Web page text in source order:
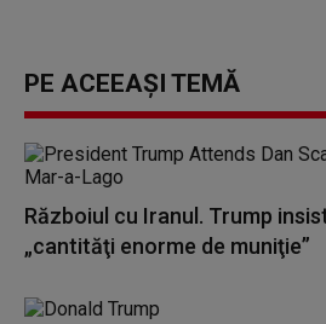
PE ACEEAȘI TEMĂ
Războiul cu Iranul. Trump
„cantităţi enorme de muniţie”